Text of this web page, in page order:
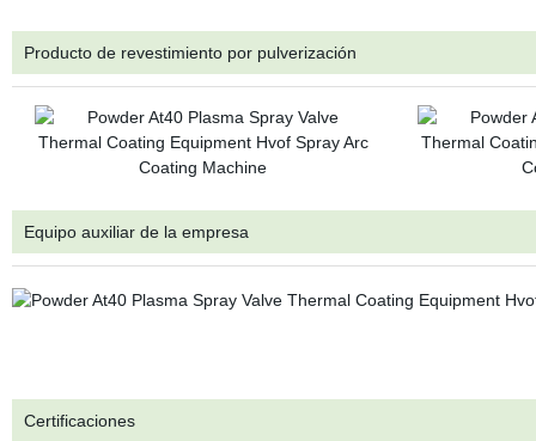
Producto de revestimiento por pulverización
Equipo auxiliar de la empresa
Certificaciones